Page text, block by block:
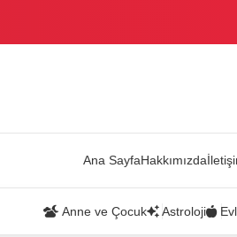
Ana SayfaHakkımızda
Anne ve Çocuk Astroloji